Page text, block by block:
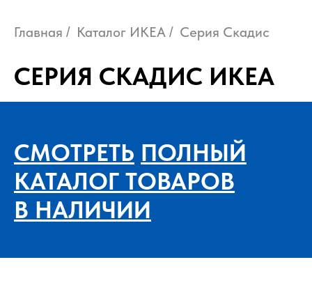
Главная / Каталог ИКЕА / Серия Скадис
СЕРИЯ СКАДИС ИКЕА
СМОТРЕТЬ ПОЛНЫЙ
КАТАЛОГ ТОВАРОВ
В НАЛИЧИИ